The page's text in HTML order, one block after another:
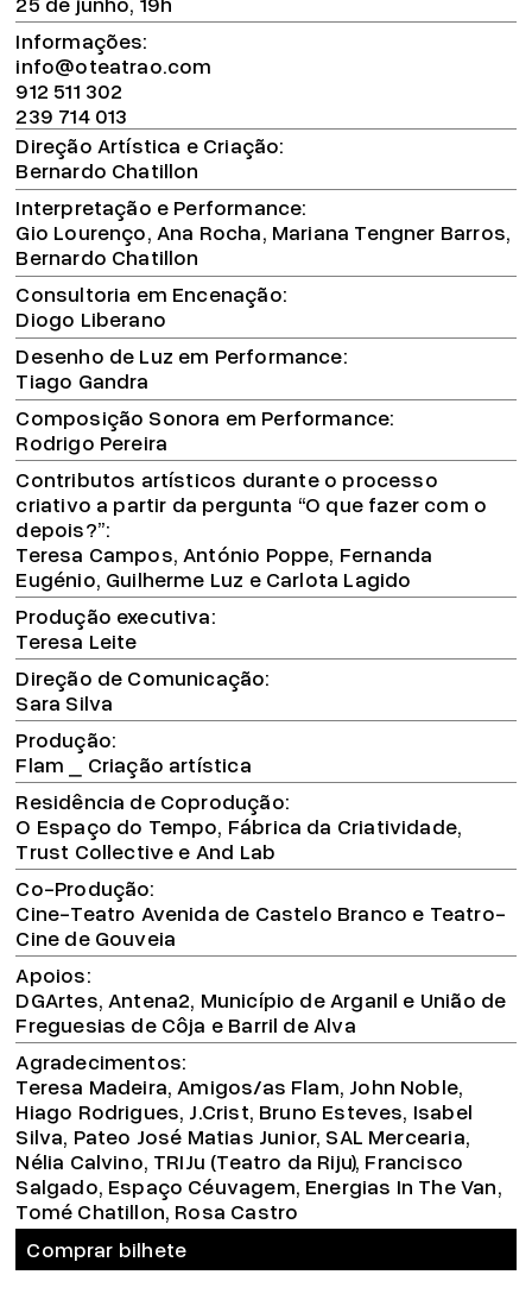
Informações
info@oteatrao.com
912 511 302
239 714 013
Direção Artística e Criação
Bernardo Chatillon
Interpretação e Performance
Gio Lourenço, Ana Rocha, Mariana Tengner Barros,
Bernardo Chatillon
Consultoria em Encenação
Diogo Liberano
Desenho de Luz em Performance
Tiago Gandra
Composição Sonora em Performance
Rodrigo Pereira
Contributos artísticos durante o processo
criativo a partir da pergunta “O que fazer com o
depois?”
Teresa Campos, António Poppe, Fernanda
Eugénio, Guilherme Luz e Carlota Lagido
Produção executiva
Teresa Leite
Direção de Comunicação
Sara Silva
Produção
Flam ⎯ Criação artística
Residência de Coprodução
O Espaço do Tempo, Fábrica da Criatividade,
Trust Collective e And Lab
Co-Produção
Cine-Teatro Avenida de Castelo Branco e Teatro-
Cine de Gouveia
Apoios
DGArtes, Antena2, Município de Arganil e União de
Freguesias de Côja e Barril de Alva
Agradecimentos
Teresa Madeira, Amigos/as Flam, John Noble,
Hiago Rodrigues, J.Crist, Bruno Esteves, Isabel
Silva, Pateo José Matias Junior, SAL Mercearia,
Nélia Calvino, TRIJu (Teatro da Riju), Francisco
Salgado, Espaço Céuvagem, Energias In The Van,
Tomé Chatillon, Rosa Castro
Comprar bilhete